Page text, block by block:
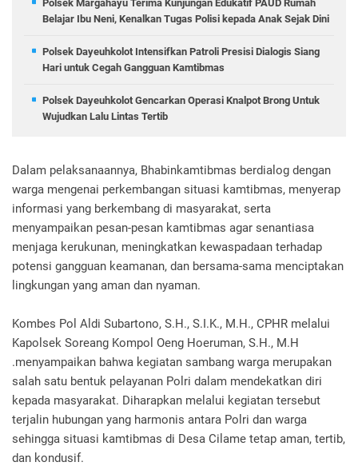
Polsek Margahayu Terima Kunjungan Edukatif PAUD Rumah
Belajar Ibu Neni, Kenalkan Tugas Polisi kepada Anak Sejak Dini
Polsek Dayeuhkolot Intensifkan Patroli Presisi Dialogis Siang
Hari untuk Cegah Gangguan Kamtibmas
Polsek Dayeuhkolot Gencarkan Operasi Knalpot Brong Untuk
Wujudkan Lalu Lintas Tertib
Dalam pelaksanaannya, Bhabinkamtibmas berdialog dengan
warga mengenai perkembangan situasi kamtibmas, menyerap
informasi yang berkembang di masyarakat, serta
menyampaikan pesan-pesan kamtibmas agar senantiasa
menjaga kerukunan, meningkatkan kewaspadaan terhadap
potensi gangguan keamanan, dan bersama-sama menciptakan
lingkungan yang aman dan nyaman.
Kombes Pol Aldi Subartono, S.H., S.I.K., M.H., CPHR melalui
Kapolsek Soreang Kompol Oeng Hoeruman, S.H., M.H
.menyampaikan bahwa kegiatan sambang warga merupakan
salah satu bentuk pelayanan Polri dalam mendekatkan diri
kepada masyarakat. Diharapkan melalui kegiatan tersebut
terjalin hubungan yang harmonis antara Polri dan warga
sehingga situasi kamtibmas di Desa Cilame tetap aman, tertib,
dan kondusif.